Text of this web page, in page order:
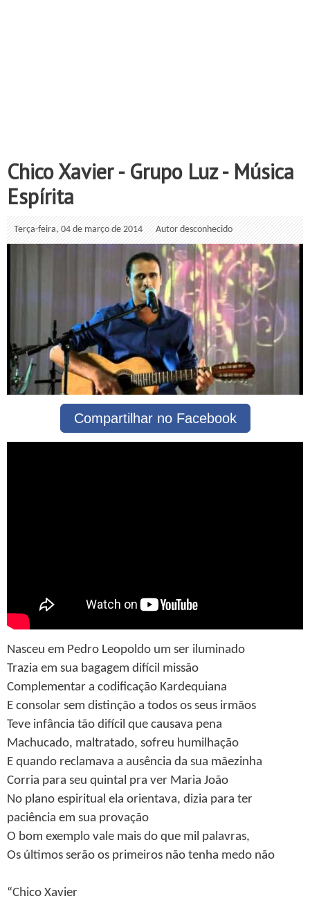
Chico Xavier - Grupo Luz - Música
Espírita
Terça-feira, 04 de março de 2014 Autor desconhecido
Compartilhar no Facebook
Nasceu em Pedro Leopoldo um ser iluminado
Trazia em sua bagagem difícil missão
Complementar a codificação Kardequiana
E consolar sem distinção a todos os seus irmãos
Teve infância tão difícil que causava pena
Machucado, maltratado, sofreu humilhação
E quando reclamava a ausência da sua mãezinha
Corria para seu quintal pra ver Maria João
No plano espiritual ela orientava, dizia para ter
paciência em sua provação
O bom exemplo vale mais do que mil palavras,
Os últimos serão os primeiros não tenha medo não
“Chico Xavier